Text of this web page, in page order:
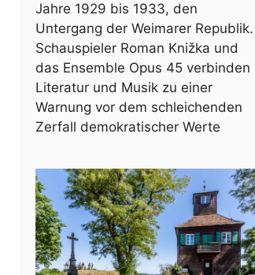
Jahre 1929 bis 1933, den
Untergang der Weimarer Republik.
Schauspieler Roman Knižka und
das Ensemble Opus 45 verbinden
Literatur und Musik zu einer
Warnung vor dem schleichenden
Zerfall demokratischer Werte